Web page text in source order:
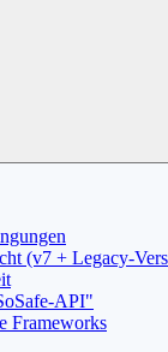
(v7 + Legacy-
API"
Frameworks